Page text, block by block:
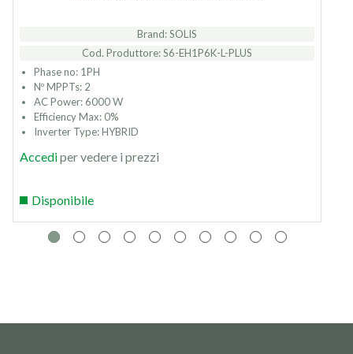
Brand: SOLIS
Cod. Produttore: S6-EH1P6K-L-PLUS
Phase no: 1PH
Nº MPPTs: 2
AC Power: 6000 W
Efficiency Max: 0%
Inverter Type: HYBRID
Accediper vedere i prezzi
Disponibile